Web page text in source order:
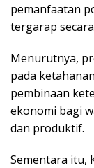
pemanfaatan
tergarap
Menurutnya,
pada
pembinaan
ekonomi bagi
dan produktif.
Sementara itu,